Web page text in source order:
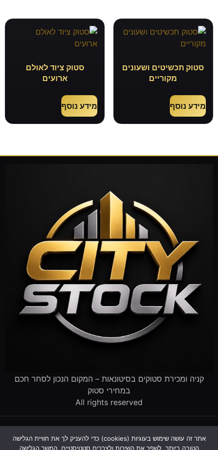
סטוק תכשיטים ושעונים
מקוריים
מידע נוסף
סטוק ציוד לאולם
ארועים
מידע נוסף
קניה ומכירת סטוקים בסיטונאות – המקום הנכון לסחר חכם
במחירי סטוק
All rights reserved
פינוי עסק שנסגרמדריך סטוקים שאלות ותשובות אודות
אתר זה עושה שימוש בעוגיות (cookies) כדי להעניק לך את חוויית הגלישה
הטובה ביותר, לשפר את השירות ולצרכים סטטיסטיים. המשך הגלישה